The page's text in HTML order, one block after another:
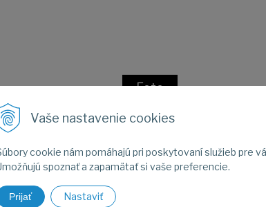
Vaše nastavenie cookies
cookie nám pomáhajú pri poskytovaní služieb pre
spoznať a zapamätať si vaše preferencie.
Prijať Nastaviť
Foto
Fotogaléria